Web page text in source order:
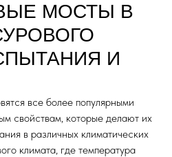
МОСТЫ В
И
все более популярными
свойствам, которые делают их
в различных климатических
климата, где температура